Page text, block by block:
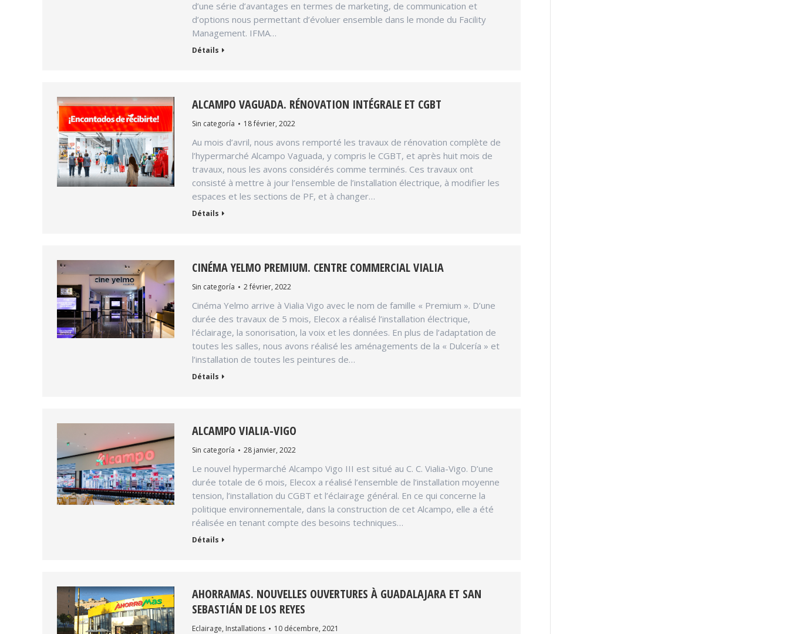
d’une série d’avantages en termes de marketing, de communication et
d’options nous permettant d’évoluer ensemble dans le monde du Facility
Management. IFMA…
Détails
ALCAMPO VAGUADA. RÉNOVATION INTÉGRALE ET CGBT
Sin categoría 18 février, 2022
Au mois d’avril, nous avons remporté les travaux de rénovation complète de
l’hypermarché Alcampo Vaguada, y compris le CGBT, et après huit mois de
travaux, nous les avons considérés comme terminés. Ces travaux ont
consisté à mettre à jour l’ensemble de l’installation électrique, à modifier les
espaces et les sections de PF, et à changer…
Détails
CINÉMA YELMO PREMIUM. CENTRE COMMERCIAL VIALIA
Sin categoría 2 février, 2022
Cinéma Yelmo arrive à Vialia Vigo avec le nom de famille « Premium ». D’une
durée des travaux de 5 mois, Elecox a réalisé l’installation électrique,
l’éclairage, la sonorisation, la voix et les données. En plus de l’adaptation de
toutes les salles, nous avons réalisé les aménagements de la « Dulcería » et
l’installation de toutes les peintures de…
Détails
ALCAMPO VIALIA-VIGO
Sin categoría 28 janvier, 2022
Le nouvel hypermarché Alcampo Vigo III est situé au C. C. Vialia-Vigo. D’une
durée totale de 6 mois, Elecox a réalisé l’ensemble de l’installation moyenne
tension, l’installation du CGBT et l’éclairage général. En ce qui concerne la
politique environnementale, dans la construction de cet Alcampo, elle a été
réalisée en tenant compte des besoins techniques…
Détails
AHORRAMAS. NOUVELLES OUVERTURES À GUADALAJARA ET SAN
SEBASTIÁN DE LOS REYES
Eclairage, Installations 10 décembre, 2021